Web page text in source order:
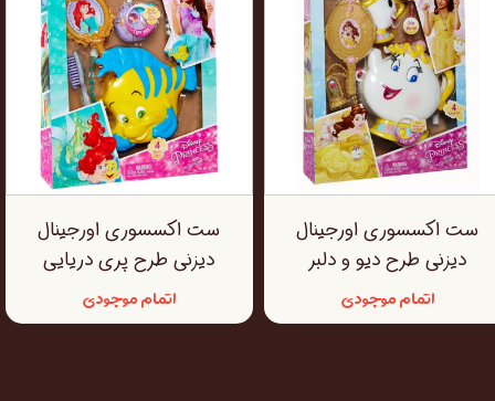
ست اکسسوری اورجینال
دیزنی طرح دیو و دلبر
اتمام موجودی
ست اکسسوری اورجینال
دیزنی طرح پری دریایی
اتمام موجودی